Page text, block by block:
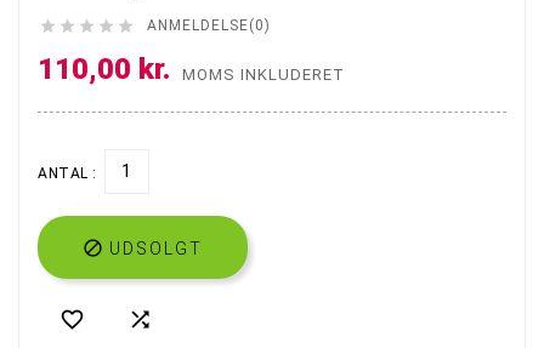
     ANMELDELSE(0)
110,00 kr. MOMS INKLUDERET
ANTAL :
 UDSOLGT
 